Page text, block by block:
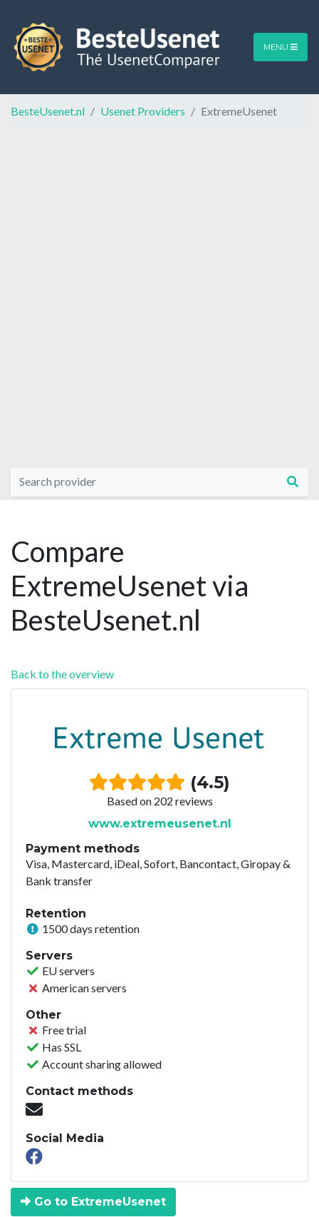
MENU
BesteUsenet.nl Usenet Providers ExtremeUsenet
Compare
ExtremeUsenet via
BesteUsenet.nl
Back to the overview
(4.5)
Based on 202 reviews
www.extremeusenet.nl
Payment methods
Visa, Mastercard, iDeal, Sofort, Bancontact, Giropay &
Bank transfer
Retention
1500 days retention
Servers
EU servers
American servers
Other
Free trial
Has SSL
Account sharing allowed
Contact methods
Social Media
Go to ExtremeUsenet